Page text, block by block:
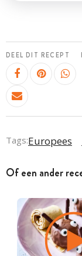
DEEL DIT RECEPT
Tags:Europees
Of een ander